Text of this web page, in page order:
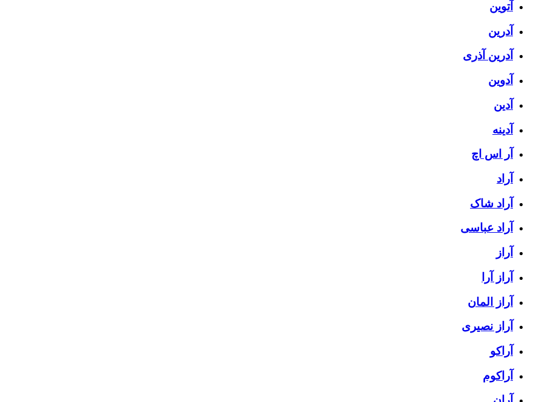
آتوین
آدرین
آدرین آذری
آدوین
آدین
آدینه
آر اس اچ
آراد
آراد شاک
آراد عباسی
آراز
آراز آرا
آراز المان
آراز نصیری
آراکو
آراکوم